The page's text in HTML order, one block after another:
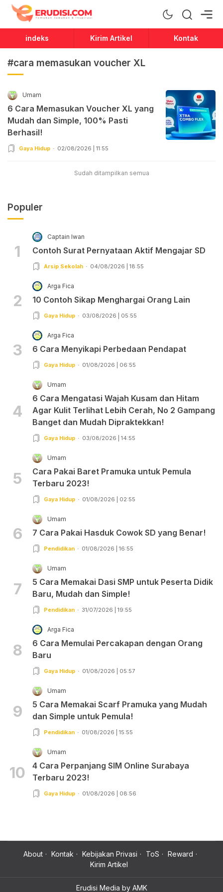
Erudisi
Temukan Jawaban dan Inspirasi
indeks Kirim Artikel Kontak
#cara memasukan voucher XL
Umam
6 Cara Memasukan Voucher XL yang
Mudah dan Simple, 100% Pasti
Berhasil!
Gaya Hidup 02/08/2026 | 11:55
Sudah ditampilkan semua
Populer
1
Captain Iwan
Contoh Surat Pernyataan Aktif Mengajar SD
Arsip Sekolah 04/08/2026 | 18:55
2
Arga Fica
10 Contoh Sikap Menghargai Orang Lain
Gaya Hidup 03/08/2026 | 05:55
3
Arga Fica
6 Cara Menyikapi Perbedaan Pendapat
Gaya Hidup 01/08/2026 | 06:55
4
Umam
6 Cara Mengatasi Wajah Kusam dan Hitam
Agar Kulit Terlihat Lebih Cerah, No 2 Gampang
Banget dan Mudah Dipraktekkan!
Gaya Hidup 03/08/2026 | 14:55
5
Umam
Cara Pakai Baret Pramuka untuk Pemula
Terbaru 2023!
Gaya Hidup 01/08/2026 | 02:55
6
Umam
7 Cara Pakai Hasduk Cowok SD yang Benar!
Pendidikan 01/08/2026 | 16:55
7
Umam
5 Cara Memakai Dasi SMP untuk Peserta Didik
Baru, Mudah dan Simple!
Pendidikan 31/07/2026 | 19:55
8
Arga Fica
6 Cara Memulai Percakapan dengan Orang
Baru
Gaya Hidup 01/08/2026 | 05:57
9
Umam
5 Cara Memakai Scarf Pramuka yang Mudah
dan Simple untuk Pemula!
Pendidikan 01/08/2026 | 15:55
10
Umam
4 Cara Perpanjang SIM Online Surabaya
Terbaru 2023!
Gaya Hidup 01/08/2026 | 08:56
About Kontak Kebijakan Privasi ToS
Reward
Kirim Artikel
Erudisi Media by AMK